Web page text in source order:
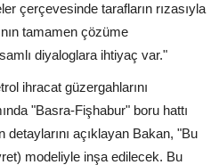
çerçevesinde tarafların rızasıyla
tamamen çözüme
diyaloglara ihtiyaç var."
ihracat güzergahlarını
"Basra-Fişhabur" boru hattı
açıklayan Bakan, "Bu
modeliyle inşa edilecek. Bu